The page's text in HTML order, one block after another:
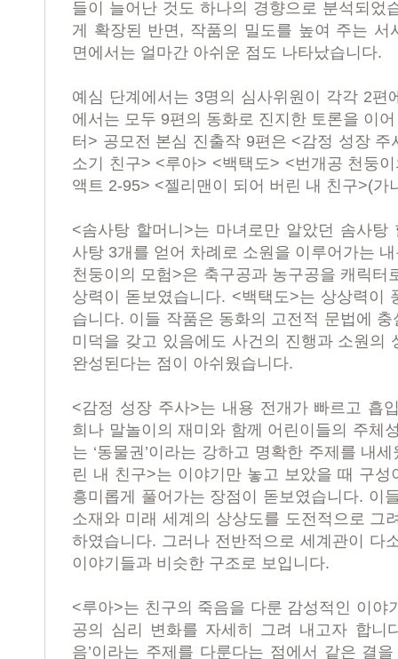
들이 늘어난 것도 하나의 경향으로 분석되었
게 확장된 반면 , 작품의 밀도를 높여 주는 서
면에서는 얼마간 아쉬운 점도 나타났습니다.
예심 단계에서는 3명의 심사위원이 각각 2편
에서는 모두 9편의 동화로 진지한 토론을 이
터 > 공모전 본심 진출작 9편은 <감정 성장 주
소기 친구> <루아> <백택도> <번개공 천둥
액트 2-95> <젤리맨이 되어 버린 내 친구>(가
<솜사탕 할머니 >는 마녀로만 알았던 솜사탕
사탕 3개를 얻어 차례로 소원을 이루어가는
천둥이의 모험 >은 축구공과 농구공을 캐릭터
상력이 돋보였습니다. <백택도>는 상상력이
습니다. 이들 작품은 동화의 고전적 문법에
미덕을 갖고 있음에도 사건의 진행과 소원의
완성된다는 점이 아쉬웠습니다.
<감정 성장 주사>는 내용 전개가 빠르고 흡
희나 말놀이의 재미와 함께 어린이들의 주체
는 ‘동물권 ’이라는 강하고 명확한 주제를 내세
린 내 친구>는 이야기만 놓고 보았을 때 구
흥미롭게 풀어가는 장점이 돋보였습니다. 이
소재와 미래 세계의 상상도를 도전적으로 그
하였습니다. 그러나 전반적으로 세계관이 다
이야기들과 비슷한 구조로 보입니다.
<루아>는 친구의 죽음을 다룬 감성적인 이야
공의 심리 변화를 자세히 그려 내고자 합니
음’이라는 주제를 다룬다는 점에서 같은 결